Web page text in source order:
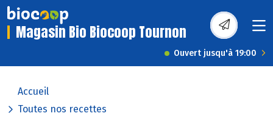
Magasin Bio Biocoop Tournon
Ouvert jusqu'à 19:00
Accueil
Toutes nos recettes